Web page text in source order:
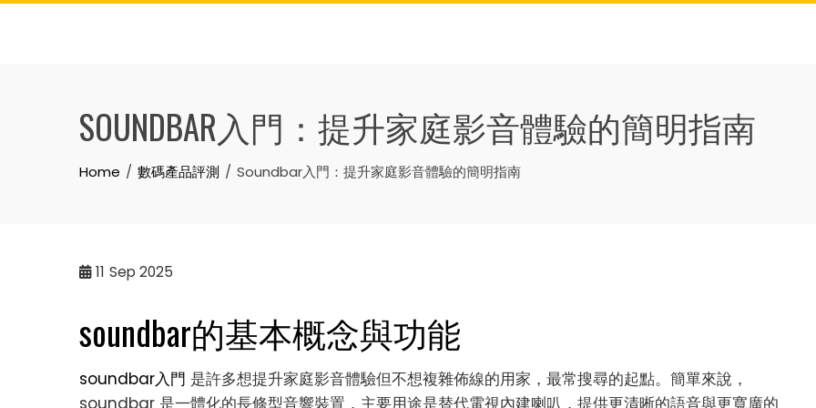
Skip
SOUNDBAR入門：提升家庭影音體驗的簡明指南
Home 數碼產品評測 Soundbar入門：提升家庭影音體驗的簡明指南
11 Sep 2025
soundbar的基本概念與功能
soundbar入門 是許多想提升家庭影音體驗但不想複雜佈線的用家，最常搜尋的起點。簡單來說，
soundbar 是一體化的長條型音響裝置，主要用途是替代電視內建喇叭，提供更清晰的語音與更寬廣的